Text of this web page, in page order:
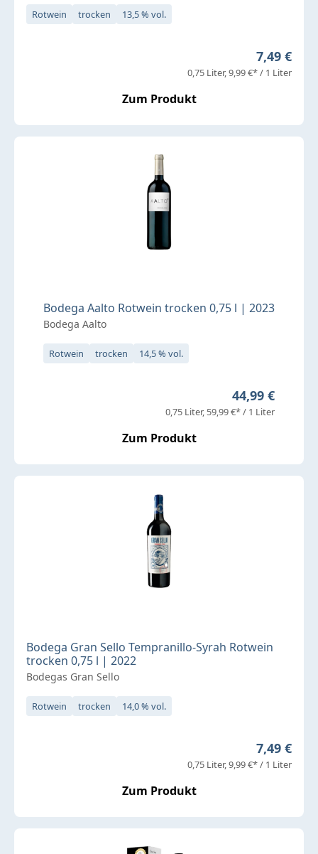
Rotwein trocken 13,5 % vol.
Regulärer
7,49 €
0,75 Liter 9,99 €* / 1 Liter
Zum Produkt
Bodega Aalto Rotwein trocken 0,75 l | 2023
Bodega Aalto
Rotwein trocken 14,5 % vol.
Regulärer
44,99 €
0,75 Liter 59,99 €* / 1 Liter
Zum Produkt
Bodega Gran Sello Tempranillo-Syrah Rotwein
trocken 0,75 l | 2022
Bodegas Gran Sello
Rotwein trocken 14,0 % vol.
Regulärer
7,49 €
0,75 Liter 9,99 €* / 1 Liter
Zum Produkt